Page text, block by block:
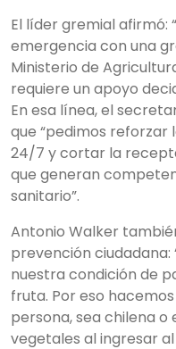
El líder gremial afirmó:
emergencia con una
Ministerio de
requiere un apoyo
En esa línea, el
que “pedimos reforzar
24/7 y cortar la
que generan
sanitario”.
Antonio Walker
prevención
nuestra condición de
fruta. Por eso
persona, sea chilena
vegetales al ingresar